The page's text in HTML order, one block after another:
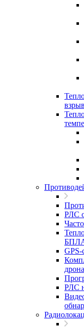
РЛС
GPS-
РЛС